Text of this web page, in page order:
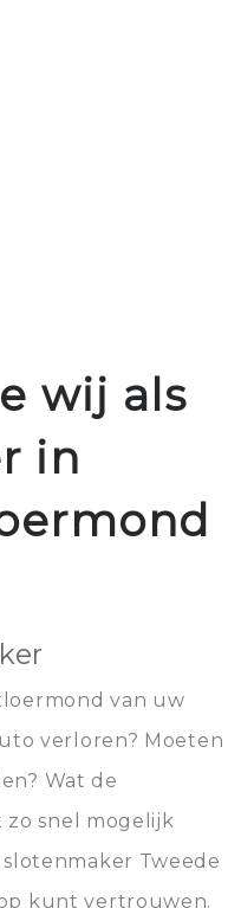
wij als
in
van uw
verloren? Moeten
Wat de
zo snel mogelijk
Tweede
kunt vertrouwen.